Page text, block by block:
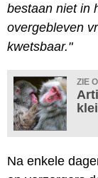
bestaan niet in
overgebleven
kwetsbaar."
ZIE
Na enkele